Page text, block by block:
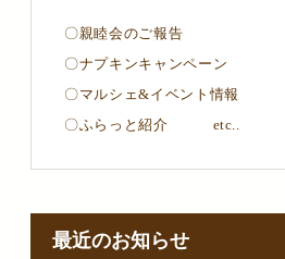
〇親睦会のご報告
〇ナプキンキャンペーン
〇マルシェ&イベント情報
〇ふらっと紹介 etc..
最近のお知らせ